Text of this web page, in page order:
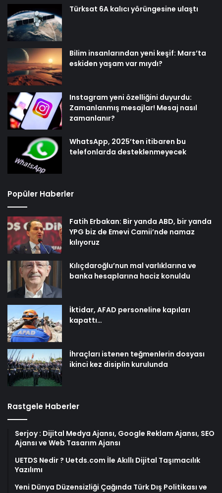
Türksat 6A kalıcı yörüngesine ulaştı
Bilim insanlarından yeni keşif: Mars’ta
eskiden yaşam var mıydı?
Instagram yeni özelliğini duyurdu:
Zamanlanmış mesajlar! Mesaj nasıl
zamanlanır?
WhatsApp, 2025’ten itibaren bu
telefonlarda desteklenmeyecek
Popüler Haberler
Fatih Erbakan: Bir yanda ABD, bir yanda
YPG biz de Emevi Camii’nde namaz
kılıyoruz
Kılıçdaroğlu’nun mal varlıklarına ve
banka hesaplarına haciz konuldu
İktidar, AFAD personeline kapıları
kapattı…
İhraçları istenen teğmenlerin dosyası
ikinci kez disiplin kurulunda
Rastgele Haberler
Serjoy : Dijital Medya Ajansı, Google Reklam Ajansı, SEO
Ajansı ve Web Tasarım Ajansı
UETDS Nedir ? Uetds.com İle Akıllı Dijital Taşımacılık
Yazılımı
Yeni Dünya Düzensizliği Çağında Türk Dış Politikası ve